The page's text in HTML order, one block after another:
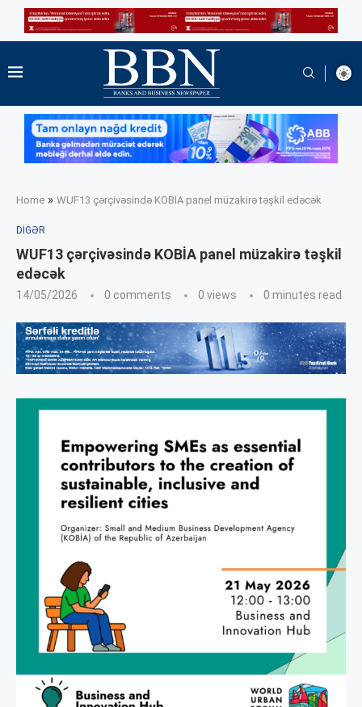
Home » WUF13 çərçivəsində KOBİA panel müzakirə təşkil edəcək
DIGƏR
WUF13 çərçivəsində KOBİA panel müzakirə təşkil
edəcək
14/05/2026 0 comments 0 views 0 minutes read